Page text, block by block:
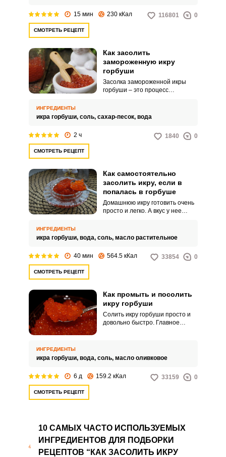
15 мин
230 кКал 116801 0
СМОТРЕТЬ РЕЦЕПТ
Как засолить
замороженную икру
горбуши
Засолка замороженной икры
горбуши – это процесс
представляет собой раствор
ИНГРЕДИЕНТЫ
икра горбуши, соль, сахар-песок, вода
2 ч 1840 0
СМОТРЕТЬ РЕЦЕПТ
Как самостоятельно
засолить икру, если в
попалась в горбуше
Домашнюю икру готовить очень
просто и легко. А вкус у нее
тарталеток и салатов! Просто
ИНГРЕДИЕНТЫ
икра горбуши, вода, соль, масло растительное
40 мин 564.5 кКал 33854 0
СМОТРЕТЬ РЕЦЕПТ
Как промыть и посолить
икру горбуши
Солить икру горбуши просто и
довольно быстро. Главное
ИНГРЕДИЕНТЫ
икра горбуши, вода, соль, масло оливковое
6 д 159.2 кКал 33159 0
СМОТРЕТЬ РЕЦЕПТ
10 САМЫХ ЧАСТО ИСПОЛЬЗУЕМЫХ
ИНГРЕДИЕНТОВ ДЛЯ ПОДБОРКИ
РЕЦЕПТОВ “КАК ЗАСОЛИТЬ ИКРУ